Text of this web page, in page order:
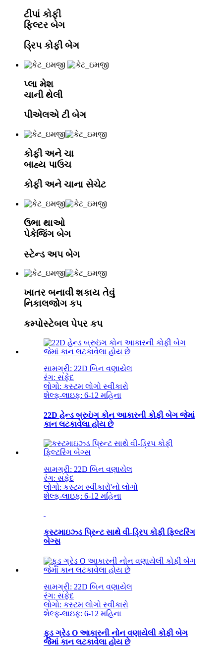
ટીપાં કોફી
ફિલ્ટર બેગ
ડ્રિપ કોફી બેગ
પ્લા મેશ
ચાની થેલી
પીએલએ ટી બેગ
કોફી અને ચા
બાહ્ય પાઉચ
કોફી અને ચાના સેચેટ
ઉભા થાઓ
પેકેજિંગ બેગ
સ્ટેન્ડ અપ બેગ
ખાતર બનાવી શકાય તેવું
નિકાલજોગ કપ
કમ્પોસ્ટેબલ પેપર કપ
સામગ્રી: 22D બિન વણાયેલ
રંગ: સફેદ
લોગો: કસ્ટમ લોગો સ્વીકારો
શેલ્ફ-લાઇફ: 6-12 મહિના
22D હેન્ડ બ્રુઇંગ કોન આકારની કોફી બેગ જેમાં
કાન લટકાવેલા હોય છે
સામગ્રી: 22D બિન વણાયેલ
રંગ: સફેદ
લોગો: કસ્ટમ સ્વીકારો'નો લોગો
શેલ્ફ-લાઇફ: 6-12 મહિના
કસ્ટમાઇઝ્ડ પ્રિન્ટ સાથે વી-ડ્રિપ કોફી ફિલ્ટરિંગ
બેગ્સ
સામગ્રી: 22D બિન વણાયેલ
રંગ: સફેદ
લોગો: કસ્ટમ લોગો સ્વીકારો
શેલ્ફ-લાઇફ: 6-12 મહિના
ફૂડ ગ્રેડ O આકારની નોન વણાયેલી કોફી બેગ
જેમાં કાન લટકાવેલા હોય છે